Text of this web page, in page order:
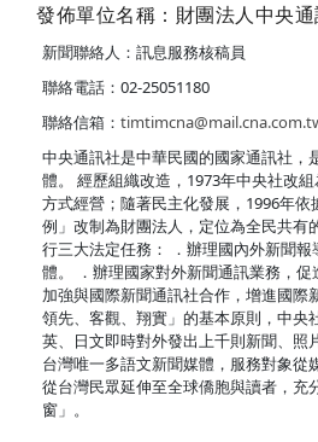
發佈單位名稱：財團法人中央
新聞聯絡人：訊息服務核稿員
聯絡電話：02-25051180
聯絡信箱：
中央通訊社是中華民國的國家通訊社，
體。 經歷組織改造，1973年中央社改
方式經營；隨著民主化發展，1996年依
例」改制為財團法人，定位為全民共有
行三大法定任務： ．辦理國內外新聞
體。 ．辦理國家對外新聞通訊業務，促
加強與國際新聞通訊社合作，增進國際
領先、客觀、翔實」的基本原則，中央
英、日文即時對外發出上千則新聞、照
台灣唯一多語文新聞媒體，服務對象從
從台灣民眾延伸至全球僑胞與讀者，充
窗」。